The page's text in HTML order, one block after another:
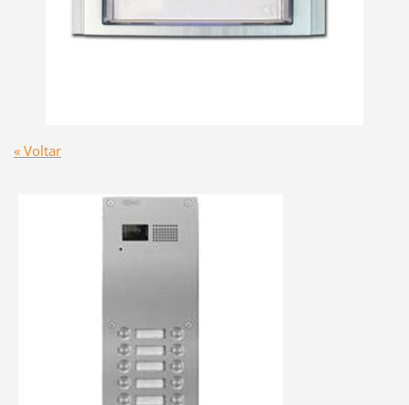
« Voltar